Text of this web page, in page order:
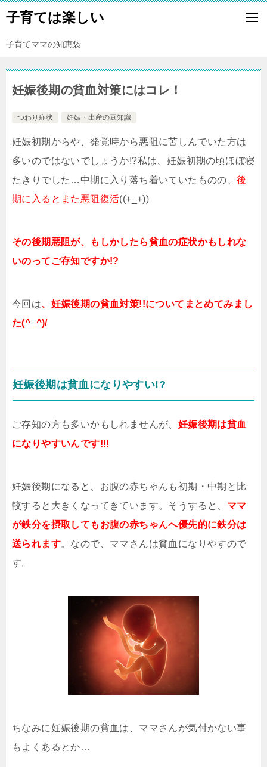
子育ては楽しい
子育てママの知恵袋
妊娠後期の貧血対策にはコレ！
つわり症状 妊娠・出産の豆知識
妊娠初期からや、発覚時から悪阻に苦しんでいた方は
多いのではないでしょうか!?私は、妊娠初期の頃ほぼ寝
たきりでした…中期に入り落ち着いていたものの、後
期に入るとまた悪阻復活((+_+))
その後期悪阻が、もしかしたら貧血の症状かもしれな
いのってご存知ですか!?
今回は、妊娠後期の貧血対策!!についてまとめてみまし
た(^_^)/
妊娠後期は貧血になりやすい!?
ご存知の方も多いかもしれませんが、 妊娠後期は貧血
になりやすいんです!!!
妊娠後期になると、お腹の赤ちゃんも初期・中期と比
較すると大きくなってきています。そうすると、 ママ
が鉄分を摂取してもお腹の赤ちゃんへ優先的に鉄分は
送られます。なので、ママさんは貧血になりやすので
す。
ちなみに妊娠後期の貧血は、ママさんが気付かない事
もよくあるとか…